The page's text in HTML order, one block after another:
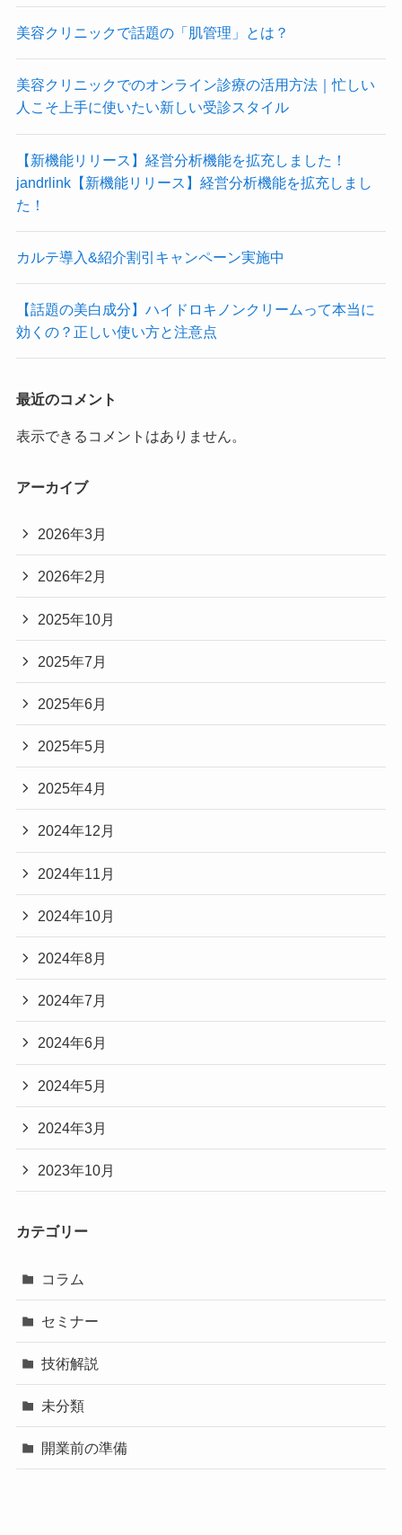
美容クリニックで話題の「肌管理」とは？
美容クリニックでのオンライン診療の活用方法｜忙しい
人こそ上手に使いたい新しい受診スタイル
【新機能リリース】経営分析機能を拡充しました！
jandrlink【新機能リリース】経営分析機能を拡充しまし
た！
カルテ導入&紹介割引キャンペーン実施中
【話題の美白成分】ハイドロキノンクリームって本当に
効くの？正しい使い方と注意点
最近のコメント
表示できるコメントはありません。
アーカイブ
2026年3月
2026年2月
2025年10月
2025年7月
2025年6月
2025年5月
2025年4月
2024年12月
2024年11月
2024年10月
2024年8月
2024年7月
2024年6月
2024年5月
2024年3月
2023年10月
カテゴリー
コラム
セミナー
技術解説
未分類
開業前の準備